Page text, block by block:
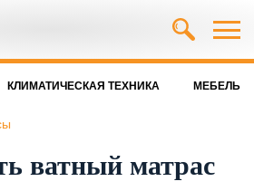
КЛИМАТИЧЕСКАЯ ТЕХНИКА МЕБЕЛЬ
ватный матрас